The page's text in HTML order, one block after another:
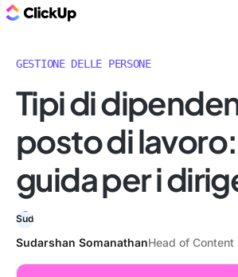
GESTIONE DELLE PERSONE
Tipi di
posto di
guida per i
Sudarshan SomanathanHead of Content